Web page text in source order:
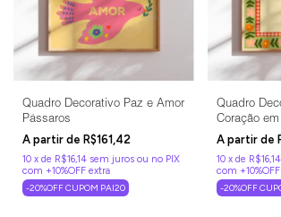
Quadro Decorativo Paz e Amor
Pássaros
R$161,42
10 x de R$16,14 sem juros
-20%OFF CUPOM PAI20
Quadro
Coração
10 x de R$16,14
-20%OFF